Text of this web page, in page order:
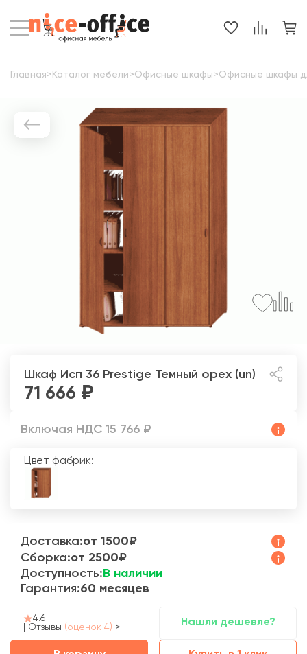
Главная> Каталог мебели>Офисные шкафы>Офисные шкафы
Шкаф Исп 36 Prestige Темный орех (un)
71 666
Включая НДС 15 766 ₽
Цвет фабрик:
Доставка:от 1500₽
Сборка:от 2500₽
Доступность: В наличии
Гарантия:60 месяцев
4.6
Отзывы (оценок 4) > Нашли дешевле?